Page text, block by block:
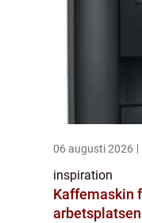
06 augusti 2026
inspiration
Kaffemaskin